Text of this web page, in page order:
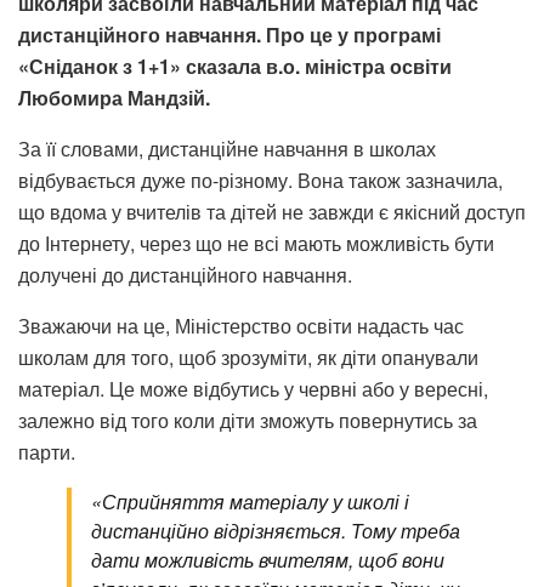
дистанційного навчання. Про це у програмі
«Сніданок з 1+1» сказала в.о. міністра освіти
Любомира Мандзій.
За її словами, дистанційне навчання в школах
відбувається дуже по-різному. Вона також зазначила,
що вдома у вчителів та дітей не завжди є якісний доступ
до Інтернету, через що не всі мають можливість бути
долучені до дистанційного навчання.
Зважаючи на це, Міністерство освіти надасть час
школам для того, щоб зрозуміти, як діти опанували
матеріал. Це може відбутись у червні або у вересні,
залежно від того коли діти зможуть повернутись за
парти.
«Сприйняття матеріалу у школі і
дистанційно відрізняється. Тому треба
дати можливість вчителям, щоб вони